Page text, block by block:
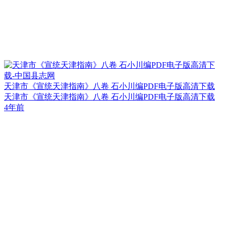
天津市《宣统天津指南》八卷 石小川编PDF电子版高清下载
天津市《宣统天津指南》八卷 石小川编PDF电子版高清下载
4年前